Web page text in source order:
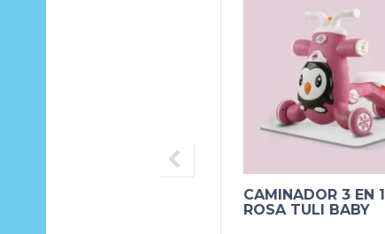
CAMINADOR 3 EN 1
ROSA TULI BABY